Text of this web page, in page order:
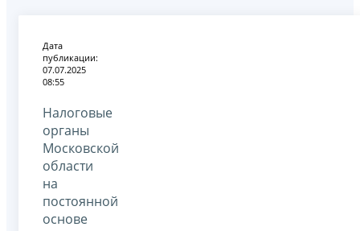
Дата
публикации:
07.07.2025
08:55
Налоговые
органы
Московской
области
на
постоянной
основе